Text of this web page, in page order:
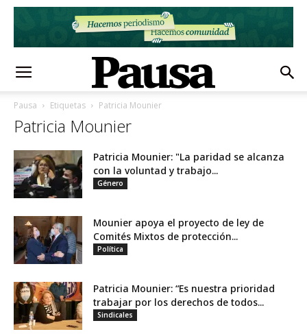
Pausa Etiquetas Patricia Mounier
Patricia Mounier
Patricia Mounier: "La paridad se alcanza
con la voluntad y trabajo...
Género
Mounier apoya el proyecto de ley de
Comités Mixtos de protección...
Política
Patricia Mounier: “Es nuestra prioridad
trabajar por los derechos de todos...
Sindicales